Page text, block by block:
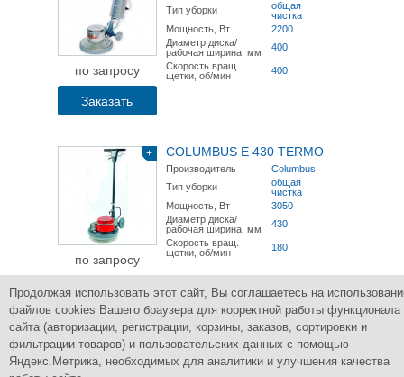
по запросу
Заказать
Тип уборки
общая
чистка
Мощность, Вт
2200
Диаметр диска/
рабочая ширина, мм
400
Скорость вращ.
щетки, об/мин
400
+
по запросу
Заказать
COLUMBUS E 430 TERMO
Производитель
Columbus
Тип уборки
общая
чистка
Мощность, Вт
3050
Диаметр диска/
рабочая ширина, мм
430
Скорость вращ.
щетки, об/мин
180
Продолжая использовать этот сайт, Вы соглашаетесь на
файлов cookies Вашего браузера для корректной работы функционала
сайта (авторизации, регистрации, корзины, заказов, сортировки и
фильтрации товаров) и пользовательских данных с помощью
Яндекс.Метрика, необходимых для аналитики и улучшения качества